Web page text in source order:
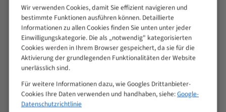
50
4/5
80
> 100
VOLLMATERIAL
M (mm)
Zoll (ZpZ))
>
25
10/14
Wir verwenden Cookies, damit Sie effizient navigieren und
bestimmte Funktionen ausführen können. Detaillierte
Informationen zu allen Cookies finden Sie unten unter jeder
Einwilligungskategorie. Die als „notwendig" kategorisierten
Cookies werden in Ihrem Browser gespeichert, da sie für die
Aktivierung der grundlegenden Funktionalitäten der Website
unerlässlich sind.
Für weitere Informationen dazu, wie Googles Drittanbieter-
Cookies Ihre Daten verwenden und handhaben, siehe:Google-
Datenschutzrichtlinie